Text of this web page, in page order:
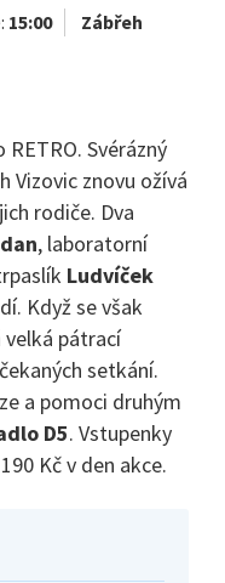
15:00 Zábřeh
RETRO. Svérázný
Vizovic znovu ožívá
rodiče. Dva
, laboratorní
Ludvíček
Když se však
velká pátrací
setkání.
a pomoci druhým
D5. Vstupenky
Kč v den akce.